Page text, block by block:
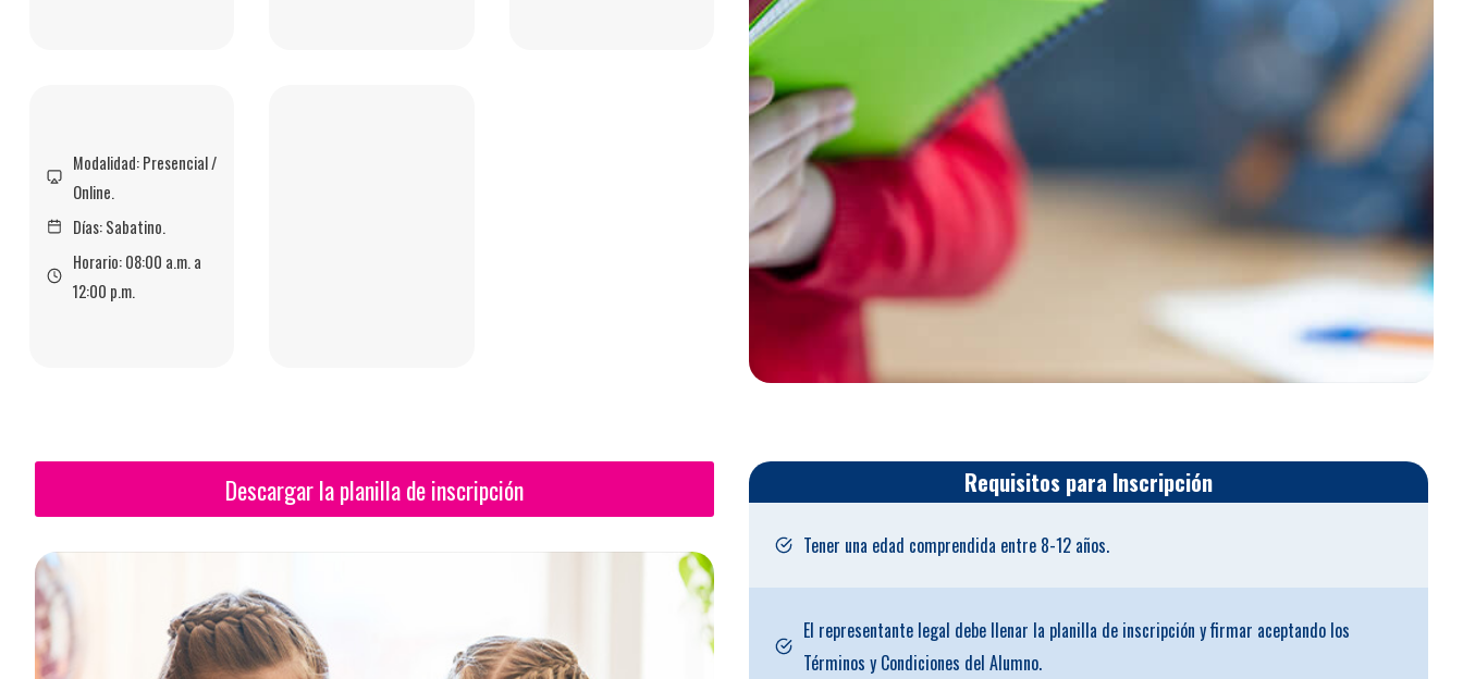
Modalidad: Presencial /
Online.
Días: Sabatino.
Horario: 08:00 a.m. a
12:00 p.m.
Descargar la planilla de inscripción Requisitos para Inscripción
Tener una edad comprendida entre 8-12 años.
El representante legal debe llenar la planilla de inscripción y firmar aceptando los
Términos y Condiciones del Alumno.